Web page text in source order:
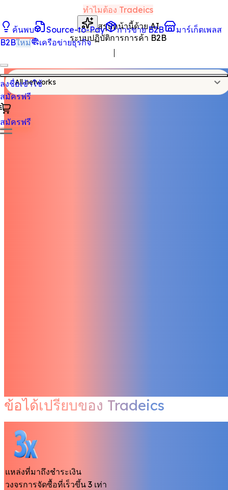
ค้นพบ Source-to-Pay การขาย B2B
มาร์เก็ตเพลส
B2Bใหม่ เครือข่ายธุรกิจ
ลงชื่อเข้าใช้
สมัครฟรี
สมัครฟรี
ทำไมต้อง Tradeics
สรุปหน้านี้ด้วย AI
ระบบปฏิบัติการการค้า B2B
All networks
ข้อได้เปรียบของ Tradeics
แหล่งที่มาถึงชำระเงิน
วงจรการจัดซื้อที่เร็วขึ้น 3 เท่า